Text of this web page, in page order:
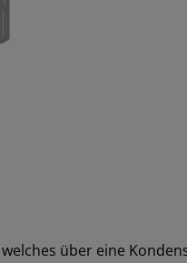
über eine